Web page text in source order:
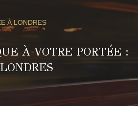
À LONDRES
À VOTRE PORTÉE :